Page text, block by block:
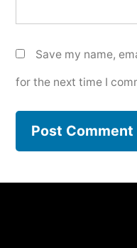
Save my name,
for the next time I